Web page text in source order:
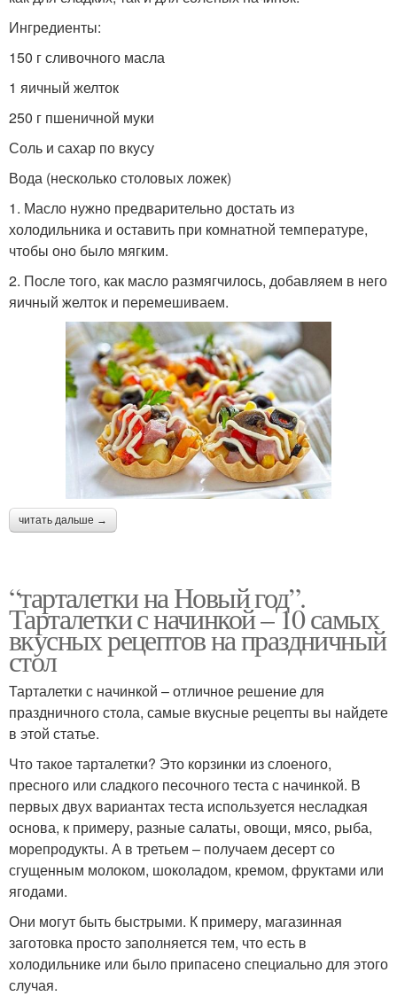
Ингредиенты:
150 г сливочного масла
1 яичный желток
250 г пшеничной муки
Соль и сахар по вкусу
Вода (несколько столовых ложек)
1. Масло нужно предварительно достать из
холодильника и оставить при комнатной температуре,
чтобы оно было мягким.
2. После того, как масло размягчилось, добавляем в него
яичный желток и перемешиваем.
читать дальше →
“тарталетки на Новый год”.
Тарталетки с начинкой – 10 самых
вкусных рецептов на праздничный
стол
Тарталетки с начинкой – отличное решение для
праздничного стола, самые вкусные рецепты вы найдете
в этой статье.
Что такое тарталетки? Это корзинки из слоеного,
пресного или сладкого песочного теста с начинкой. В
первых двух вариантах теста используется несладкая
основа, к примеру, разные салаты, овощи, мясо, рыба,
морепродукты. А в третьем – получаем десерт со
сгущенным молоком, шоколадом, кремом, фруктами или
ягодами.
Они могут быть быстрыми. К примеру, магазинная
заготовка просто заполняется тем, что есть в
холодильнике или было припасено специально для этого
случая.